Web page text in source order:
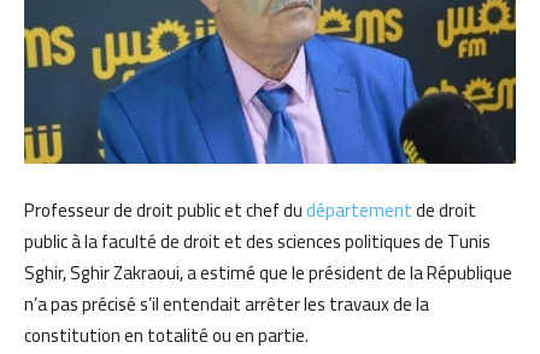
Professeur de droit public et chef dudépartementde droit
public à la faculté de droit et des sciences politiques de Tunis
Sghir, Sghir Zakraoui, a estimé que le président de la République
n’a pas précisé s’il entendait arrêter les travaux de la
constitution en totalité ou en partie.